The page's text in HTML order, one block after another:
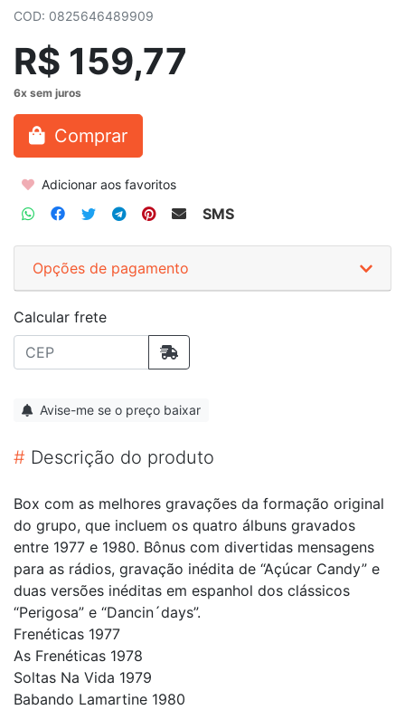
COD: 0825646489909
R$ 159,77
Comprar
Adicionar aos favoritos
SMS
Opções de pagamento
Calcular frete
Avise-me se o preço baixar
# Descrição do produto
Box com as melhores gravações da formação original
do grupo, que incluem os quatro álbuns gravados
entre 1977 e 1980. Bônus com divertidas mensagens
para as rádios, gravação inédita de “Açúcar Candy” e
duas versões inéditas em espanhol dos clássicos
“Perigosa” e “Dancin´days”.
Frenéticas 1977
As Frenéticas 1978
Soltas Na Vida 1979
Babando Lamartine 1980